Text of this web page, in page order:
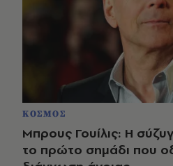
ΚΟΣΜΟΣ
Μπρους Γουίλις: Η
το πρώτο σημάδι που